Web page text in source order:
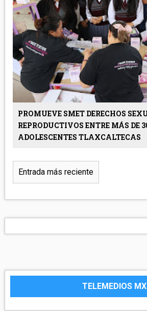
PROMUEVE SMET DERECHOS
REPRODUCTIVOS ENTRE MÁS DE
ADOLESCENTES TLAXCALTECAS
Entrada más reciente
TELEMEDIOS MX